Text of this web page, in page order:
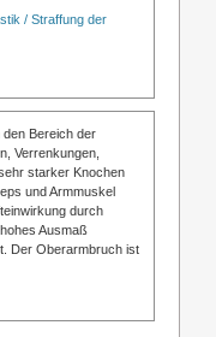
/ Straffung der
Bereich der
Verrenkungen,
starker Knochen
und Armmuskel
durch
Ausmaß
Der Oberarmbruch ist